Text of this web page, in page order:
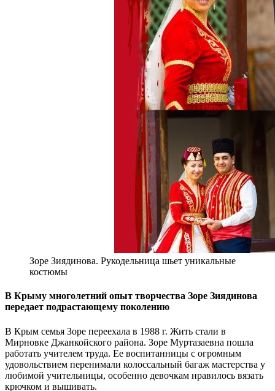
Зоре Зиядинова. Рукодельница шьет уникальные
костюмы
В Крыму многолетний опыт творчества Зоре Зиядинова
передает подрастающему поколению
В Крым семья Зоре переехала в 1988 г. Жить стали в
Мирновке Джанкойского района. Зоре Муртазаевна пошла
работать учителем труда. Ее воспитанницы с огромным
удовольствием перенимали колоссальный багаж мастерства у
любимой учительницы, особенно девочкам нравилось вязать
крючком и вышивать.